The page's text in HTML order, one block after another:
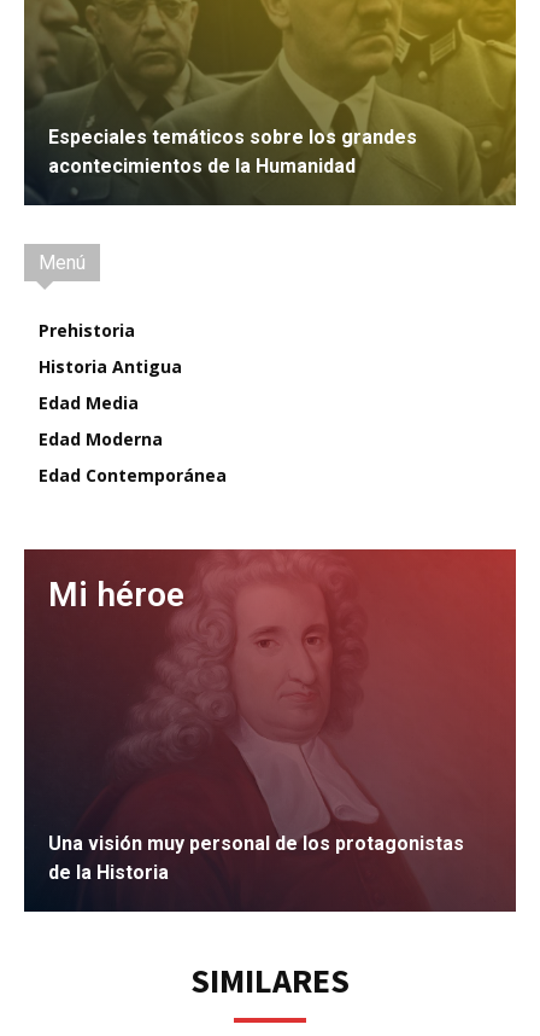
Especiales temáticos sobre los grandes
acontecimientos de la Humanidad
IR
Menú
Prehistoria
Historia Antigua
Edad Media
Edad Moderna
Edad Contemporánea
Mi héroe
Una visión muy personal de los protagonistas
de la Historia
SIMILARES